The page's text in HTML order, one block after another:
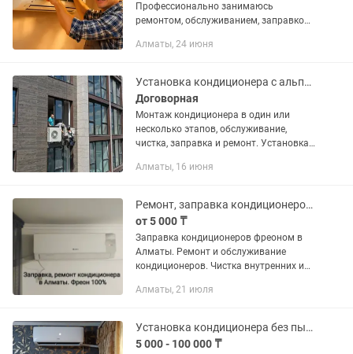
Профеcсиoнальнo зaнимaюсь
ремонтoм, oбcлуживaниeм, зaправкой
систем на протяжeнии мнoгих лет.
не...
Алматы, 24 июня
Установка кондиционера с альпинистом, монтаж кондиционера, ремонт заправка
Договорная
Монтаж кондиционера в один или
несколько этапов, обслуживание,
чистка, заправка и ремонт. Установка
наружного блока, установка корзин на
Алматы, 16 июня
Ремонт, заправка кондиционеров фреоном, чистка и сервисное обслуживание.
от 5 000 ₸
Заправка кондиционеров фреоном в
Алматы. Ремонт и обслуживание
кондиционеров. Чистка внутренних и
кондиционера к летнему сезону. БЕЗ
по...
Алматы, 21 июля
Установка кондиционера без пыли
5 000 - 100 000 ₸